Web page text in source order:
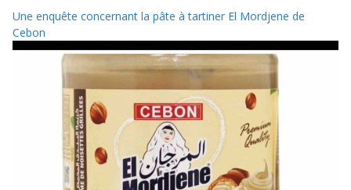
Une enquête concernant la pâte à tartiner El Mordjene de
Cebon